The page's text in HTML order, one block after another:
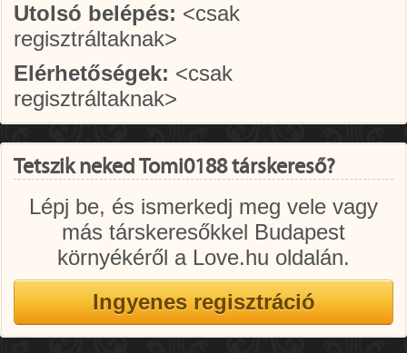
Utolsó belépés: <csak
regisztráltaknak>
Elérhetőségek: <csak
regisztráltaknak>
Tetszik neked Tomi0188 társkereső?
Lépj be, és ismerkedj meg vele vagy
más társkeresőkkel Budapest
környékéről a Love.hu oldalán.